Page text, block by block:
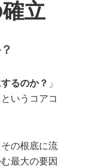
立
るのか？ 」
というコアコ
の根底に流
最大の要因